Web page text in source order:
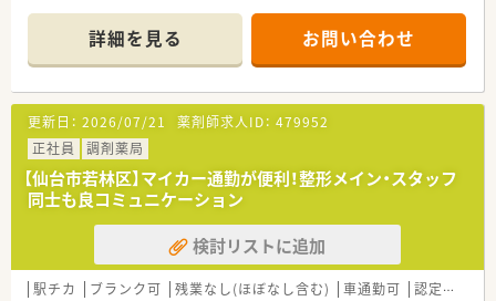
宅対応にも力を入れています。
■薬剤師1名と事務員1名の体制で運営を行っており、少人数な
らではの連携の良さが魅力です。
【募集背景と求める人物像について】
■地域の在宅業務のニーズが急激に増加しているための、人員体
制強化を目的とした増員募集です。
■在宅業務に意欲的に取り組んでいただける方であれば、これま
での経験が浅い方でも歓迎します。
■与えられた業務だけでなく、自分で考えて前向きに行動し利益
に貢献できる方を求めています。
【法人特徴について】
■在宅訪問を担当するスタッフと店舗に残るスタッフで、しっか
詳細を見る お問い合わせ
更新日： 2026/07/21 薬剤師求人ID： 479952
正社員
調剤薬局
【仙台市若林区】マイカー通勤が便利！整形メイン・スタッフ
同士も良コミュニケーション
検討リストに追加
駅チカ ブランク可 残業なし(ほぼなし含む) 車通勤可 認定薬剤師取得支援あり